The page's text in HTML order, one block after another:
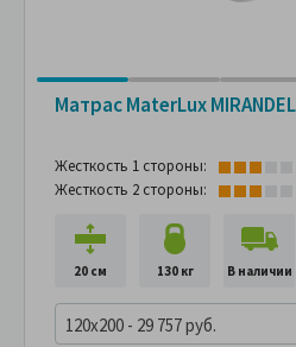
Матрас MaterLux
Жесткость 1 стороны:
Жесткость 2 стороны:
20 см 130 кг В наличии
120x200 - 29 757 руб.